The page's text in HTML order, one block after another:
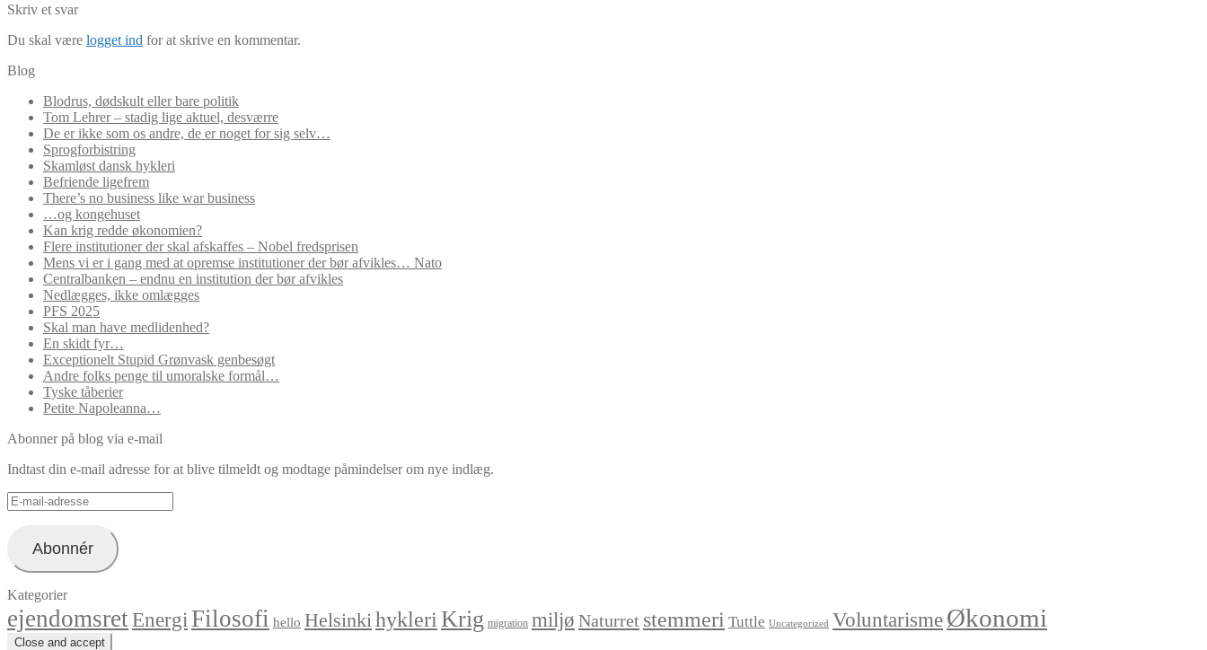
Skriv et svar
Du skal være logget ind for at skrive en kommentar.
Blog
Blodrus, dødskult eller bare politik
Tom Lehrer – stadig lige aktuel, desværre
De er ikke som os andre, de er noget for sig selv…
Sprogforbistring
Skamløst dansk hykleri
Befriende ligefrem
There’s no business like war business
…og kongehuset
Kan krig redde økonomien?
Flere institutioner der skal afskaffes – Nobel fredsprisen
Mens vi er i gang med at opremse institutioner der bør afvikles… Nato
Centralbanken – endnu en institution der bør afvikles
Nedlægges, ikke omlægges
PFS 2025
Skal man have medlidenhed?
En skidt fyr…
Exceptionelt Stupid Grønvask genbesøgt
Andre folks penge til umoralske formål…
Tyske tåberier
Petite Napoleanna…
Abonner på blog via e-mail
Indtast din e-mail adresse for at blive tilmeldt og modtage påmindelser om nye indlæg.
E-
mail-
Abonnér
Kategorier
ejendomsretEnergi Filosofi hello Helsinki hykleri Krig migration miljø Naturret stemmeri Tuttle Uncategorized VoluntarismeØkonomi